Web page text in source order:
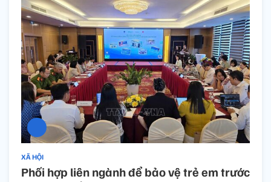
XÃ HỘI
Phối hợp liên ngành để bảo vệ trẻ em trước